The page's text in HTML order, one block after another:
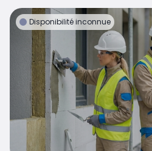
Disponibilité inconnue